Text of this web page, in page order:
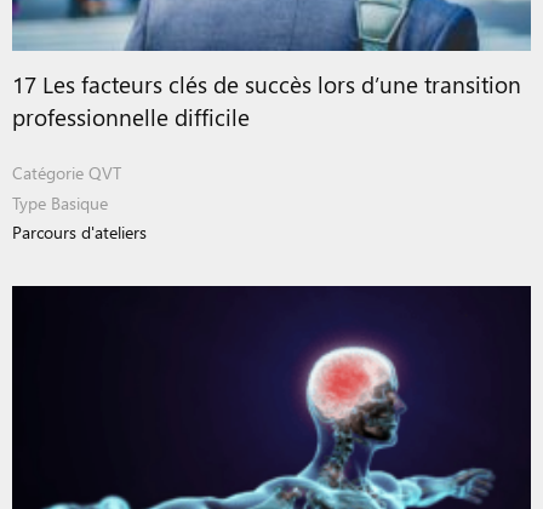
17 Les facteurs clés de succès lors d’une transition
professionnelle difficile
Catégorie QVT
Type Basique
Parcours d'ateliers